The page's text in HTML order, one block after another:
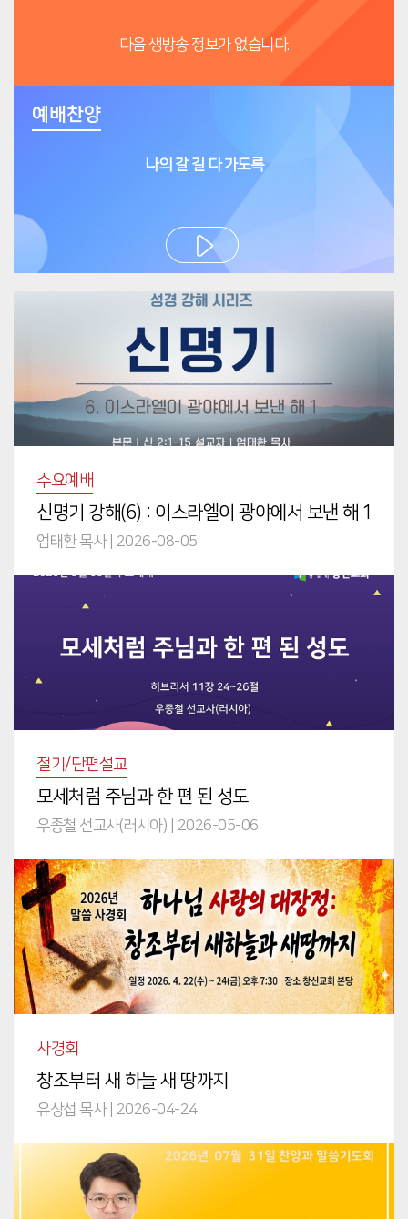
다음 생방송 정보가 없습니다.
예배찬양
나의 갈 길 다 가도록
수요예배
신명기 강해(6) : 이스라엘이 광야에서 보낸 해 1
엄태환 목사| 2026-08-05
절기/단편설교
모세처럼 주님과 한 편 된 성도
우종철 선교사(러시아) 2026-05-06
사경회
창조부터 새 하늘 새 땅까지
유상섭 목사| 2026-04-24